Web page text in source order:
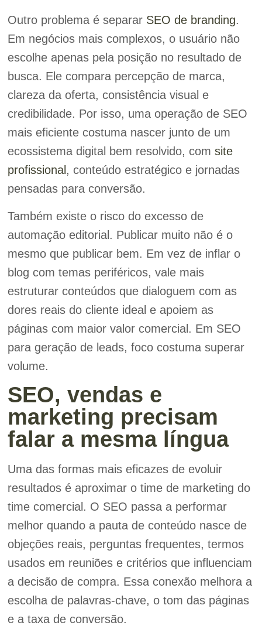
Outro problema é separar SEO de branding.
Em negócios mais complexos, o usuário não
escolhe apenas pela posição no resultado de
busca. Ele compara percepção de marca,
clareza da oferta, consistência visual e
credibilidade. Por isso, uma operação de SEO
mais eficiente costuma nascer junto de um
ecossistema digital bem resolvido, com site
profissional , conteúdo estratégico e jornadas
pensadas para conversão.
Também existe o risco do excesso de
automação editorial. Publicar muito não é o
mesmo que publicar bem. Em vez de inflar o
blog com temas periféricos, vale mais
estruturar conteúdos que dialoguem com as
dores reais do cliente ideal e apoiem as
páginas com maior valor comercial. Em SEO
para geração de leads, foco costuma superar
volume.
SEO, vendas e
marketing precisam
falar a mesma língua
Uma das formas mais eficazes de evoluir
resultados é aproximar o time de marketing do
time comercial. O SEO passa a performar
melhor quando a pauta de conteúdo nasce de
objeções reais, perguntas frequentes, termos
usados em reuniões e critérios que influenciam
a decisão de compra. Essa conexão melhora a
escolha de palavras-chave, o tom das páginas
e a taxa de conversão.